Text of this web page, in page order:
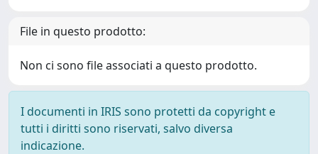
File in questo prodotto:
Non ci sono file associati a questo prodotto.
I documenti in IRIS sono protetti da copyright e
tutti i diritti sono riservati, salvo diversa
indicazione.